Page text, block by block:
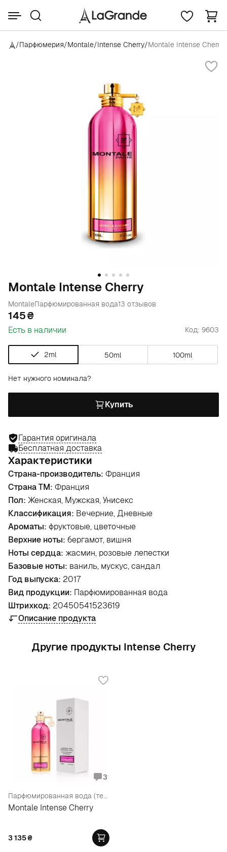
/Парфюмерия/Montale/Intense Cherry/Montale Intense Cherry
Montale Intense Cherry
MontaleПарфюмированная вода13 отзывов
145
Есть в наличии Код: 9603
2ml 50ml 100ml
Нет нужного номинала?
Купить
Гарантия оригинала
Бесплатная доставка
Характеристики
Страна-производитель: Франция
Страна ТМ: Франция
Пол: Женская, Мужская, Унисекс
Классификация: Вечерние, Дневные
Ароматы: фруктовые, цветочные
Верхние ноты: бергамот, вишня
Ноты сердца: жасмин, розовые лепестки
Базовые ноты: ваниль, мускус, сандал
Год выпуска: 2017
Вид продукции: Парфюмированная вода
Штрихкод: 20450541523619
Описание продукта
Другие продукты Intense Cherry
3
Парфюмированная вода (тестер)
Montale Intense Cherry
3 135₴